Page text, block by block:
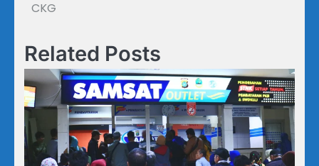
CKG
Related Posts